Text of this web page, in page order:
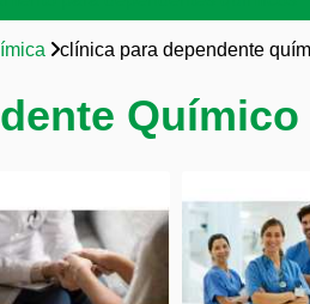
clínica para dependente